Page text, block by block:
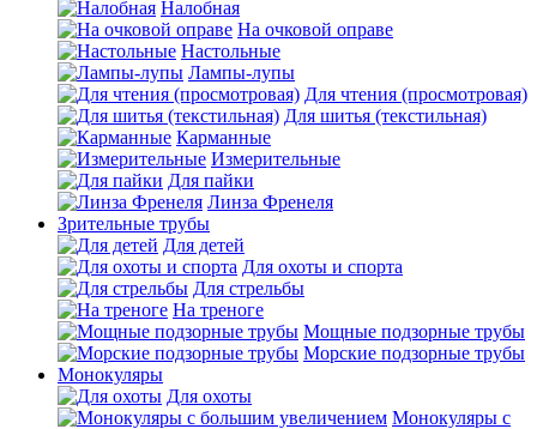
Налобная
На очковой оправе
Настольные
Лампы-лупы
Для чтения (просмотровая)
Для шитья (текстильная)
Карманные
Измерительные
Для пайки
Линза Френеля
Зрительные трубы
Для детей
Для охоты и спорта
Для стрельбы
На треноге
Мощные подзорные трубы
Морские подзорные трубы
Монокуляры
Для охоты
Монокуляры с